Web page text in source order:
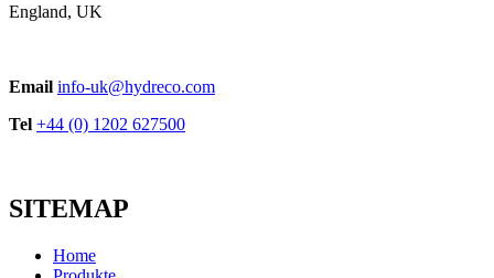
England, UK
Email info-uk@hydreco.com
Tel +44 (0) 1202 627500
SITEMAP
Home